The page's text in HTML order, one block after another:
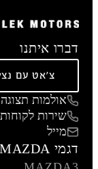
דברו איתנו
צ'אט עם נציג
אולמות תצוגה
שירות לקוחות
מייל
דגמי MAZDA